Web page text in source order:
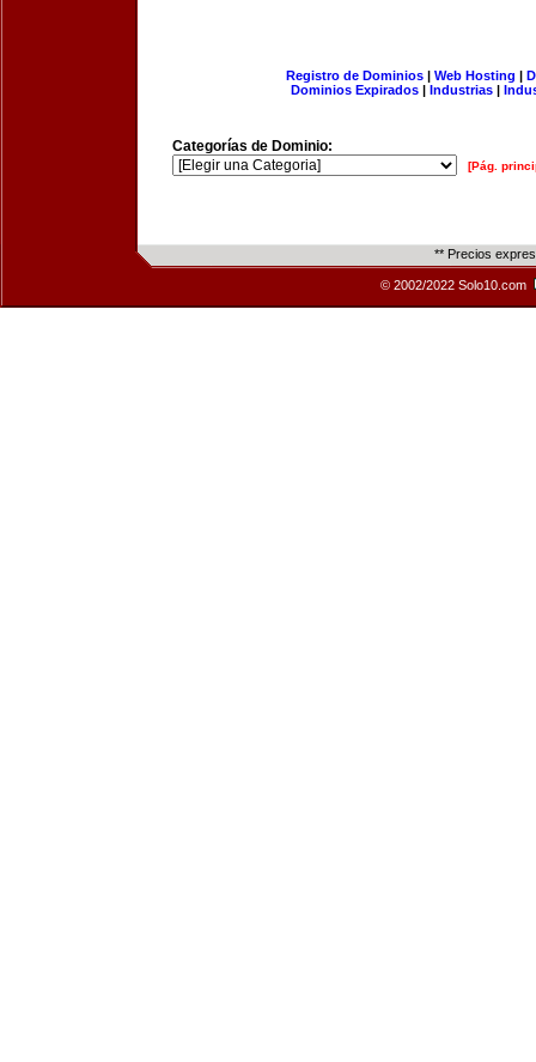
Registro de Dominios| Web Hosting |
Dominios Expirados | Industrias |
Categorías de Dominio:
[Pág.
** Precios
© 2002/2022 Solo10.com